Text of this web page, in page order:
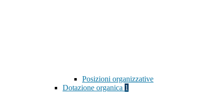
Posizioni organizzative
Dotazione organica 1